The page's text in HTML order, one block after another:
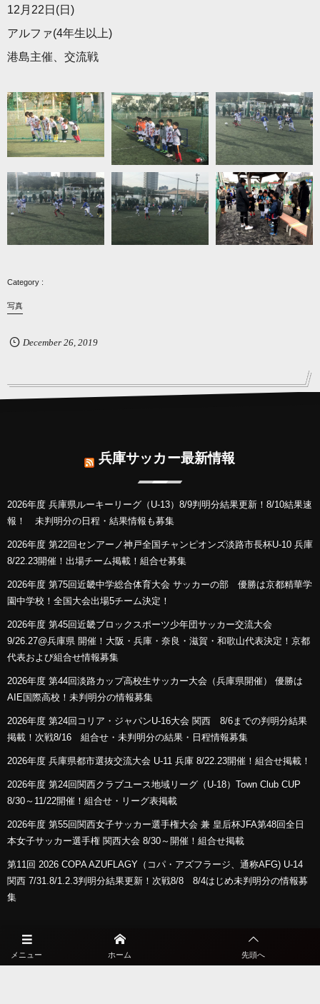
12月22日(日)
アルファ(4年生以上)
港島主催、交流戦
写真
December 26, 2019
メニュー ホーム 先頭へ
兵庫サッカー最新情報
2026年度 兵庫県ルーキーリーグ（U-13）8/9判明分結果更新！8/10結果速
報！ 未判明分の日程・結果情報も募集
2026年度 第22回センアーノ神戸全国チャンピオンズ淡路市長杯U-10 兵庫
8/22.23開催！出場チーム掲載！組合せ募集
2026年度 第75回近畿中学総合体育大会 サッカーの部 優勝は京都精華学
園中学校！全国大会出場5チーム決定！
2026年度 第45回近畿ブロックスポーツ少年団サッカー交流大会
9/26.27@兵庫県 開催！大阪・兵庫・奈良・滋賀・和歌山代表決定！京都
代表および組合せ情報募集
2026年度 第44回淡路カップ高校生サッカー大会（兵庫県開催） 優勝は
AIE国際高校！未判明分の情報募集
2026年度 第24回コリア・ジャパンU-16大会 関西 8/6までの判明分結果
掲載！次戦8/16 組合せ・未判明分の結果・日程情報募集
2026年度 兵庫県都市選抜交流大会 U-11 兵庫 8/22.23開催！組合せ掲載！
2026年度 第24回関西クラブユース地域リーグ（U-18）Town Club CUP
8/30～11/22開催！組合せ・リーグ表掲載
2026年度 第55回関西女子サッカー選手権大会 兼 皇后杯JFA第48回全日
本女子サッカー選手権 関西大会 8/30～開催！組合せ掲載
第11回 2026 COPA AZUFLAGY（コパ・アズフラージ、通称AFG) U-14
関西 7/31.8/1.2.3判明分結果更新！次戦8/8 8/4はじめ未判明分の情報募
集
プライバシーポリシー